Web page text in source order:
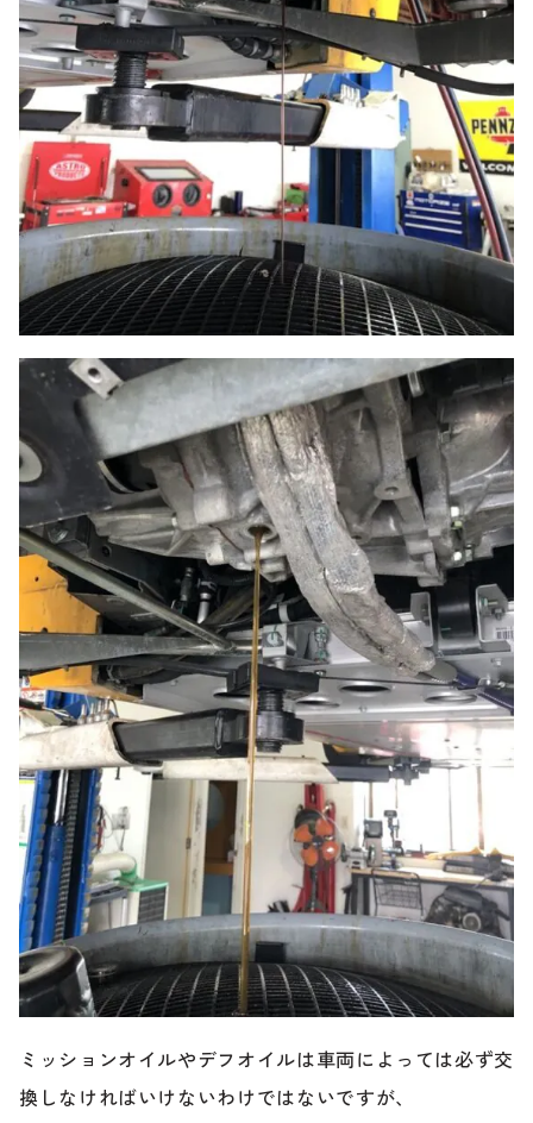
ミッションオイルやデフオイルは車両によっては必ず交
換しなければいけないわけではないですが、